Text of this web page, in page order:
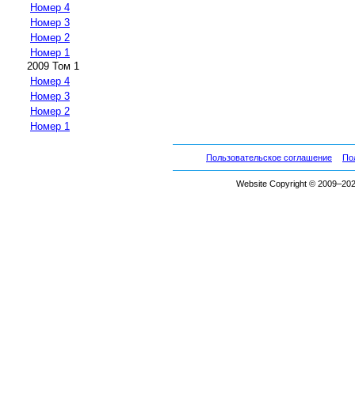
Номер 4
Номер 3
Номер 2
Номер 1
2009 Том 1
Номер 4
Номер 3
Номер 2
Номер 1
Пользовательское соглашение
Website Copyright ©